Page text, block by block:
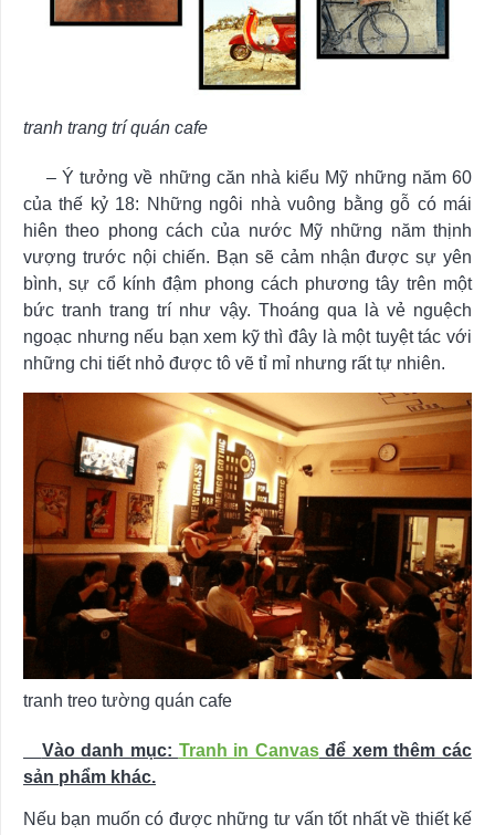
tranh trang trí quán cafe
– Ý tưởng về những căn nhà kiểu Mỹ những năm 60
của thế kỷ 18: Những ngôi nhà vuông bằng gỗ có mái
hiên theo phong cách của nước Mỹ những năm thịnh
vượng trước nội chiến. Bạn sẽ cảm nhận được sự yên
bình, sự cổ kính đậm phong cách phương tây trên một
bức tranh trang trí như vậy. Thoáng qua là vẻ nguệch
ngoạc nhưng nếu bạn xem kỹ thì đây là một tuyệt tác với
những chi tiết nhỏ được tô vẽ tỉ mỉ nhưng rất tự nhiên.
tranh treo tường quán cafe
Vào danh mục: Tranh in Canvasđể xem thêm các
sản phẩm khác.
Nếu bạn muốn có được những tư vấn tốt nhất về thiết kế